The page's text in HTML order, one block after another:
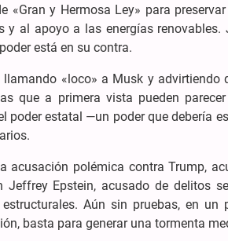
«Gran y Hermosa Ley» para
al apoyo a las energías renovables.
está en su contra.
«loco» a Musk y advirtiendo
que a primera vista pueden
estatal —un poder que debería
polémica contra Trump,
Epstein, acusado de delitos
Aún sin pruebas, en un
basta para generar una tormenta